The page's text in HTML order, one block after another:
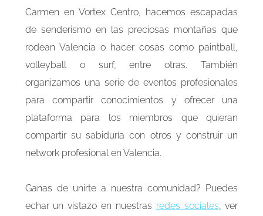
Carmen en Vortex Centro, hacemos escapadas
de senderismo en las preciosas montañas que
rodean Valencia o hacer cosas como paintball,
volleyball o surf, entre otras. También
organizamos una serie de eventos profesionales
para compartir conocimientos y ofrecer una
plataforma para los miembros que quieran
compartir su sabiduría con otros y construir un
network profesional en Valencia.
Ganas de unirte a nuestra comunidad? Puedes
echar un vistazo en nuestras redes sociales , ver